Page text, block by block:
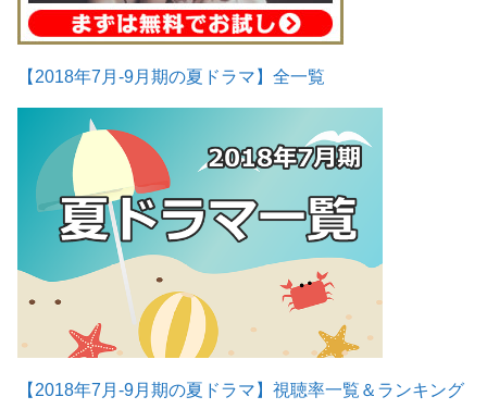
【2018年7月-9月期の夏ドラマ】全一覧
【2018年7月-9月期の夏ドラマ】視聴率一覧＆ランキング